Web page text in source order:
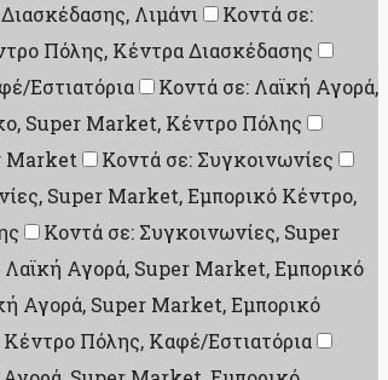
Λιμάνι
Κοντά σε:
Πόλης, Κέντρα Διασκέδασης
Εστιατόρια
Κοντά σε: Λαϊκή Αγορά,
Super Market, Κέντρο Πόλης
Market
Κοντά σε: Συγκοινωνίες
Super Market, Εμπορικό Κέντρο,
Κοντά σε: Συγκοινωνίες, Super
Αγορά, Super Market, Εμπορικό
Αγορά, Super Market, Εμπορικό
Πόλης, Καφέ/Εστιατόρια